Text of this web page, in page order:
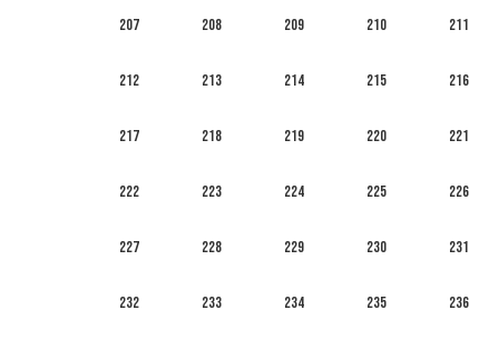
207 208 209 210 211
212 213 214 215 216
217 218 219 220 221
222 223 224 225 226
227 228 229 230 231
232 233 234 235 236